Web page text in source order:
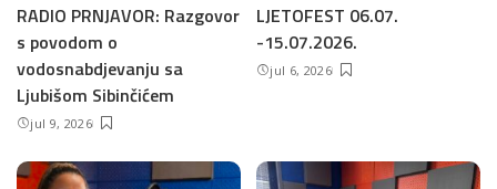
RADIO PRNJAVOR: Razgovor
s povodom o
vodosnabdjevanju sa
Ljubišom Sibinčićem
jul 9, 2026
LJETOFEST 06.07.
-15.07.2026.
jul 6, 2026